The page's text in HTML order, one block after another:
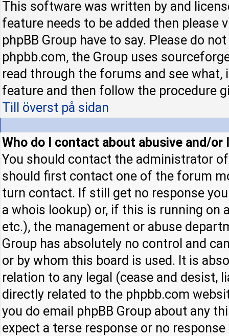
This software was written by and
feature needs to be added then please
phpBB Group have to say. Please do
phpbb.com, the Group uses
read through the forums and see
feature and then follow the procedure
Till överst på sidan
Who do I contact about abusive and/
You should contact the administrator
should first contact one of the forum
turn contact. If still get no response
a whois lookup) or, if this is running on
etc.), the management or abuse
Group has absolutely no control and
or by whom this board is used. It is
relation to any legal (cease and desist,
directly related to the phpbb.com
you do email phpBB Group about any
expect a terse response or no response